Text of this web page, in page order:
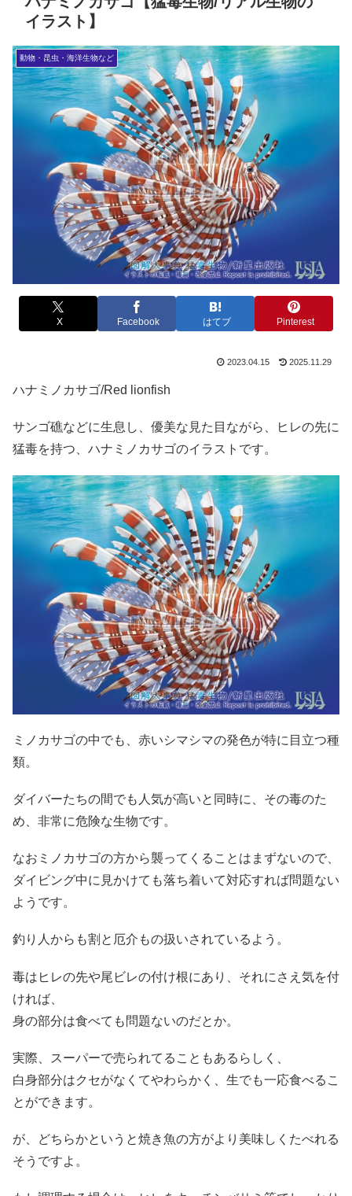
イラスト】
動物・昆虫・海洋生物など
X Facebook はてブ Pinterest
2023.04.15 2025.11.29
ハナミノカサゴ/Red lionfish
サンゴ礁などに生息し、優美な見た目ながら、ヒレの先に
猛毒を持つ、ハナミノカサゴのイラストです。
ミノカサゴの中でも、赤いシマシマの発色が特に目立つ種
類。
ダイバーたちの間でも人気が高いと同時に、その毒のた
め、非常に危険な生物です。
なおミノカサゴの方から襲ってくることはまずないので、
ダイビング中に見かけても落ち着いて対応すれば問題ない
ようです。
釣り人からも割と厄介もの扱いされているよう。
毒はヒレの先や尾ビレの付け根にあり、それにさえ気を付
ければ、
身の部分は食べても問題ないのだとか。
実際、スーパーで売られてることもあるらしく、
白身部分はクセがなくてやわらかく、生でも一応食べるこ
とができます。
が、どちらかというと焼き魚の方がより美味しくたべれる
そうですよ。